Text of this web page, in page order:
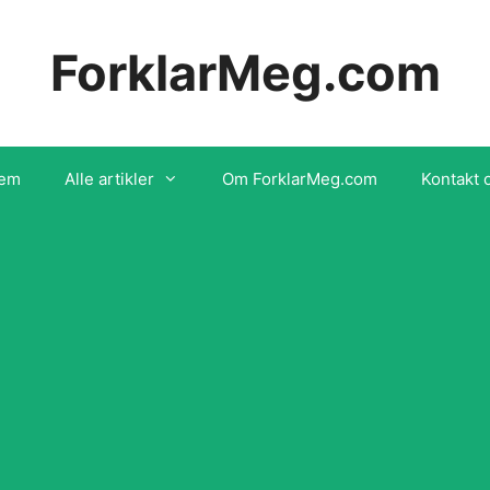
ForklarMeg.com
Alle artikler Om ForklarMeg.com Kontakt